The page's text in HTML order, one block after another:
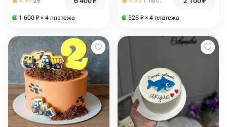
1 600 ₽ × 4 платежа 525 ₽ × 4 платежа